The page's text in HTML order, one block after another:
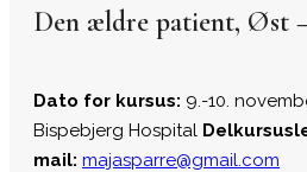
Den ældre patient, Øst
Dato for kursus: 9.-10.
Bispebjerg Hospital
mail: majasparre@gmail.com